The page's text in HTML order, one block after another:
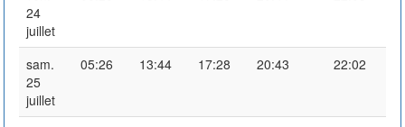
24
juillet
sam.
25
juillet
05:26 13:44 17:28 20:43 22:02